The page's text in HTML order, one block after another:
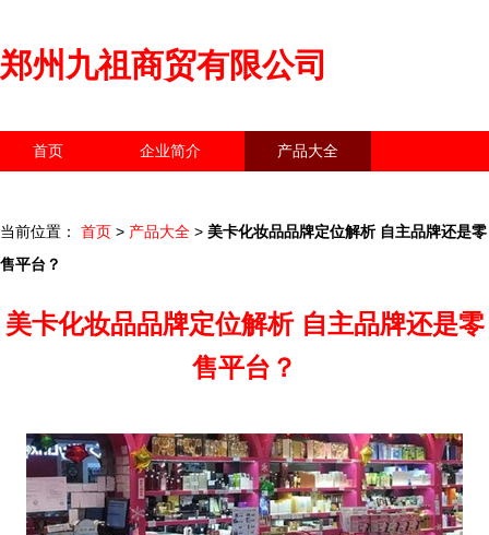
郑州九祖商贸有限公司
首页 企业简介 产品大全
当前位置： 首页 > 产品大全 > 美卡化妆品品牌定位解析 自主品牌还是零
售平台？
美卡化妆品品牌定位解析 自主品牌还是零
售平台？